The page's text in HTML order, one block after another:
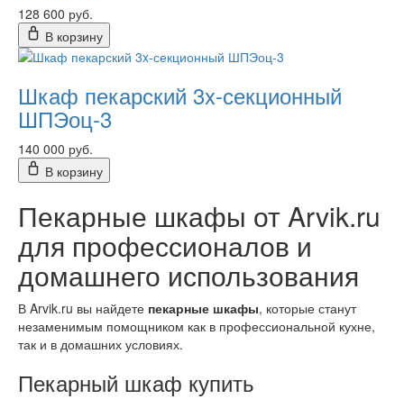
128 600 руб.
В корзину
Шкаф пекарский 3x-секционный
ШПЭоц-3
140 000 руб.
В корзину
Пекарные шкафы от Arvik.ru
для профессионалов и
домашнего использования
В Arvik.ru вы найдете пекарные шкафы, которые станут
незаменимым помощником как в профессиональной кухне,
так и в домашних условиях.
Пекарный шкаф купить